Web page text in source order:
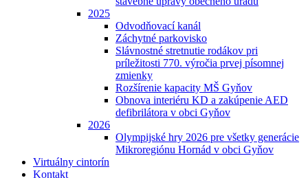
2025
Odvodňovací kanál
Záchytné parkovisko
Slávnostné stretnutie rodákov pri
príležitosti 770. výročia prvej písomnej
zmienky
Rozšírenie kapacity MŠ Gyňov
Obnova interiéru KD a zakúpenie AED
defibrilátora v obci Gyňov
2026
Olympijské hry 2026 pre všetky generácie
Mikroregiónu Hornád v obci Gyňov
Virtuálny cintorín
Kontakt